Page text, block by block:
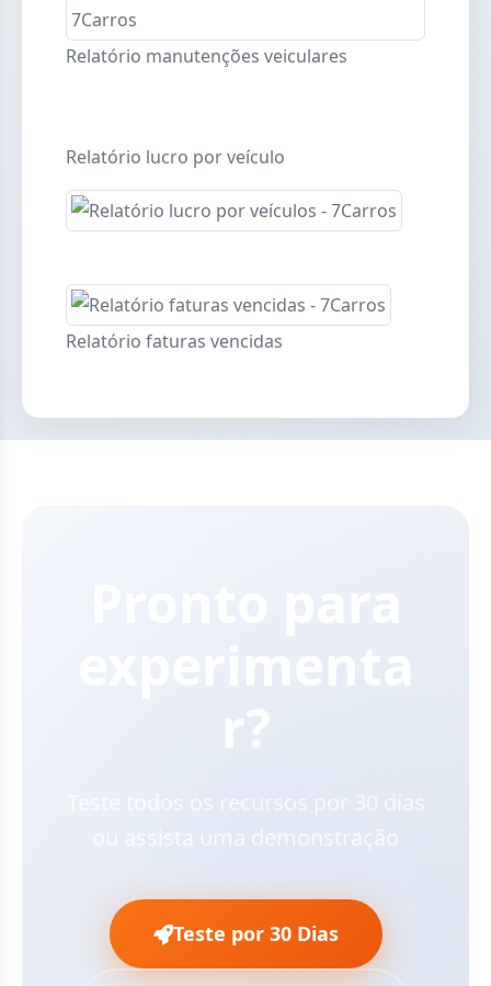
Relatório manutenções veiculares
Relatório lucro por veículo
Relatório faturas vencidas
experimenta
r?
Teste todos os recursos por 30 dias
ou assista uma demonstração
Teste por 30 Dias